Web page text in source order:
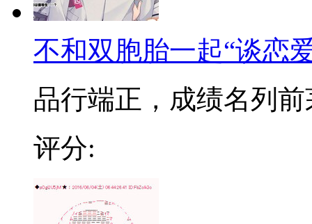
不和双胞胎一起“谈恋
品行端正，成绩名列前
评分: